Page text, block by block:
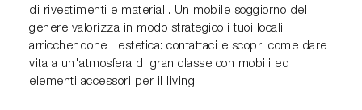
di rivestimenti e materiali. Un mobile soggiorno del
genere valorizza in modo strategico i tuoi locali
arricchendone l'estetica: contattaci e scopri come dare
vita a un'atmosfera di gran classe con mobili ed
elementi accessori per il living.